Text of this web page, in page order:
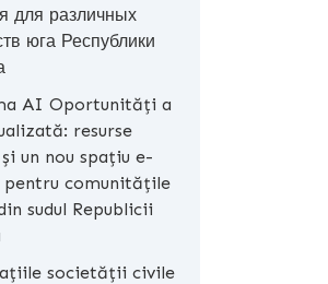
для различных
юга Республики
AI Oportunități a
resurse
un nou spațiu e-
pentru comunitățile
sudul Republicii
societății civile